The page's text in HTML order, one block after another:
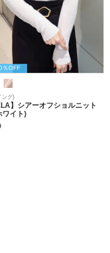
％OFF
ング)
】シアーオフショルニット
ワイト)